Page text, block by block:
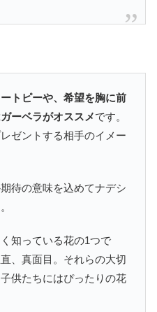
トピーや、希望を胸に前
ーベラがオススメです。
ゼントする相手のイメー
待の意味を込めてナデシ
知っている花の1つで
、真面目。それらの大切
供たちにはぴったりの花